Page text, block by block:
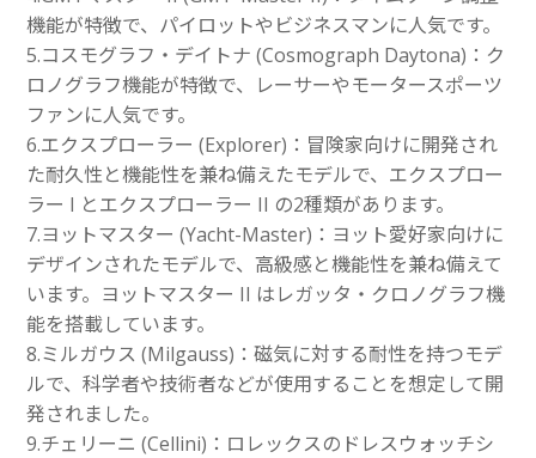
機能が特徴で、パイロットやビジネスマンに人気です。
5.コスモグラフ・デイトナ (Cosmograph Daytona)：ク
ロノグラフ機能が特徴で、レーサーやモータースポーツ
ファンに人気です。
6.エクスプローラー (Explorer)：冒険家向けに開発され
た耐久性と機能性を兼ね備えたモデルで、エクスプロー
ラー I とエクスプローラー II の2種類があります。
7.ヨットマスター (Yacht-Master)：ヨット愛好家向けに
デザインされたモデルで、高級感と機能性を兼ね備えて
います。ヨットマスター II はレガッタ・クロノグラフ機
能を搭載しています。
8.ミルガウス (Milgauss)：磁気に対する耐性を持つモデ
ルで、科学者や技術者などが使用することを想定して開
発されました。
9.チェリーニ (Cellini)：ロレックスのドレスウォッチシ